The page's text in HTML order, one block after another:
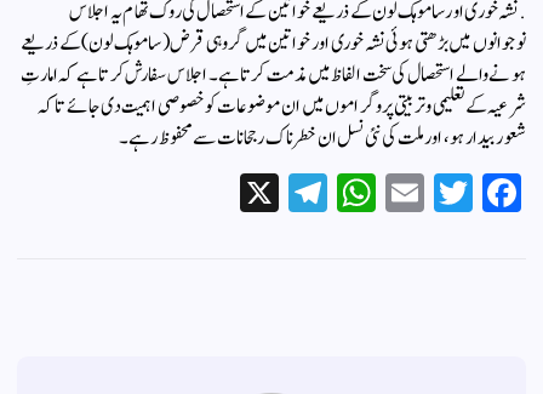
. نشہ خوری اور ساموہک لون کے ذریعے خواتین کے استحصال کی روک تھا م یہ اجلاس
نوجوانوں میں بڑھتی ہوئی نشہ خوری اور خواتین میں گروہی قرض (ساموہک لون) کے ذریعے
ہونے والے استحصال کی سخت الفاظ میں مذمت کرتا ہے۔اجلاس سفارش کرتا ہے کہ امارتِ
شرعیہ کے تعلیمی و تربیتی پروگراموں میں ان موضوعات کو خصوصی اہمیت دی جائے تاکہ
شعور بیدار ہو، اور ملت کی نئی نسل ان خطرناک رجحانات سے محفوظ رہے۔
Fa
ce
T
wi
E
m
W
ha
Te
le